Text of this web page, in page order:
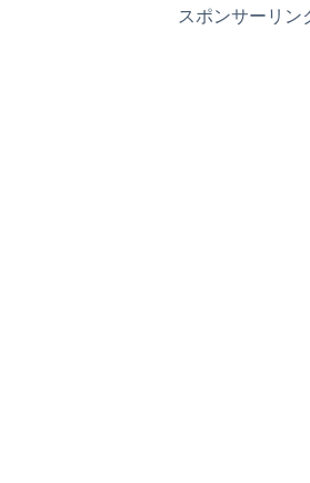
スポンサーリン